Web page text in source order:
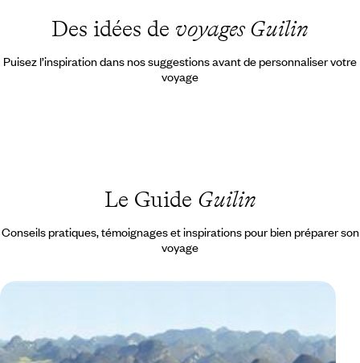
Des idées de voyages Guilin
Puisez l’inspiration dans nos suggestions avant de personnaliser votre
voyage
Le Guide Guilin
Conseils pratiques, témoignages et inspirations pour bien préparer son
voyage